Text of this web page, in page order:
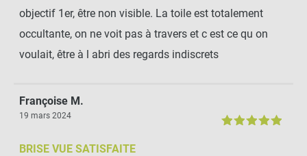
objectif 1er, être non visible. La toile est totalement
occultante, on ne voit pas à travers et c est ce qu on
voulait, être à l abri des regards indiscrets
Françoise M.
19 mars 2024
BRISE VUE SATISFAITE